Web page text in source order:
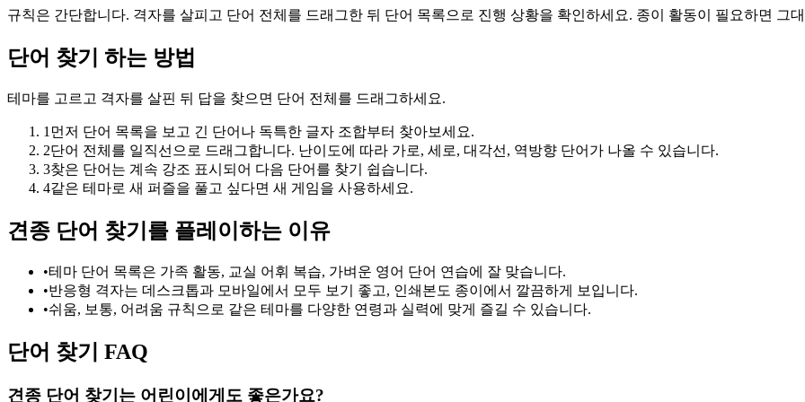
규칙은 간단합니다. 격자를 살피고 단어 전체를 드래그한 뒤 단어 목록으로 진행 상황을 확인하세요. 종이 활동이 필요하면 그
단어 찾기 하는 방법
테마를 고르고 격자를 살핀 뒤 답을 찾으면 단어 전체를 드래그하세요.
1 먼저 단어 목록을 보고 긴 단어나 독특한 글자 조합부터 찾아보세요.
2단어 전체를 일직선으로 드래그합니다. 난이도에 따라 가로, 세로, 대각선, 역방향 단어가 나올 수 있습니다.
3찾은 단어는 계속 강조 표시되어 다음 단어를 찾기 쉽습니다.
4같은 테마로 새 퍼즐을 풀고 싶다면 새 게임을 사용하세요.
견종 단어 찾기를 플레이하는 이유
•테마 단어 목록은 가족 활동, 교실 어휘 복습, 가벼운 영어 단어 연습에 잘 맞습니다.
•반응형 격자는 데스크톱과 모바일에서 모두 보기 좋고, 인쇄본도 종이에서 깔끔하게 보입니다.
•쉬움, 보통, 어려움 규칙으로 같은 테마를 다양한 연령과 실력에 맞게 즐길 수 있습니다.
단어 찾기 FAQ
견종 단어 찾기는 어린이에게도 좋은가요?